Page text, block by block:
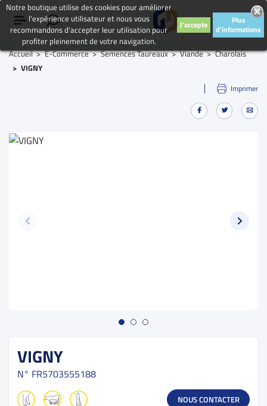
Accueil E-Commerce Semences Taureaux Viande
Charolais
VIGNY
Imprimer
VIGNY
N° FR5703555188
NOUS CONTACTER
Notre boutique utilise des cookies pour améliorer
l'expérience utilisateur et nous vous
recommandons d'accepter leur utilisation pour
profiter pleinement de votre navigation.
J'accepte
Plus
d'informations